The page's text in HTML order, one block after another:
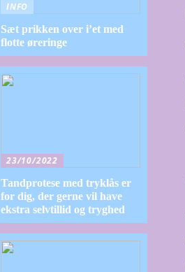
INFO
Sæt prikken over i’et med
flotte øreringe
23/10/2022
Tandprotese med tryklås er
for dig, der gerne vil have
ekstra selvtillid og tryghed